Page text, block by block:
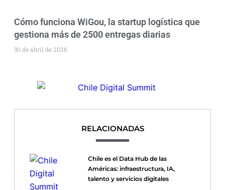
Cómo funciona WiGou, la startup logística que
gestiona más de 2500 entregas diarias
30 de abril de 2026
RELACIONADAS
Chile es el Data Hub de las
Américas: infraestructura, IA,
talento y servicios digitales